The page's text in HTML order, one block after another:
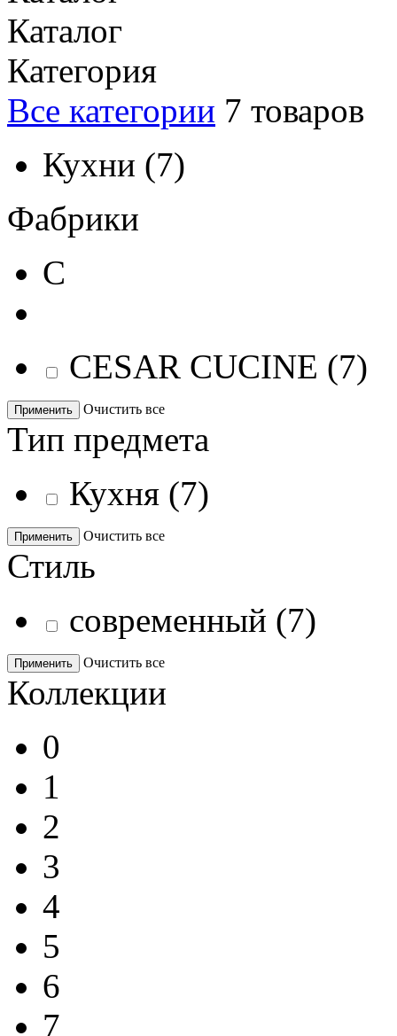
Каталог
Категория
Все категории 7 товаров
Кухни (7)
Фабрики
C
CESAR CUCINE (7)
Применить Очистить все
Тип предмета
Кухня (7)
Применить Очистить все
Стиль
современный (7)
Применить Очистить все
Коллекции
0
1
2
3
4
5
6
7